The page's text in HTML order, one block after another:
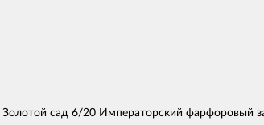
сад 6/20 Императорский фарфоровый